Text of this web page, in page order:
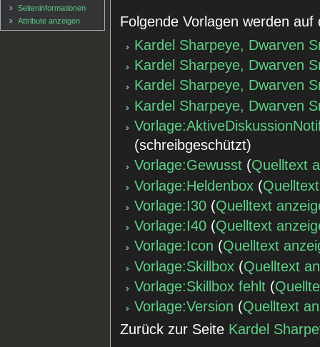
Folgende Vorlagen werden
Kardel Sharpeye, Dwarven
Kardel Sharpeye, Dwarven
Kardel Sharpeye, Dwarven
Kardel Sharpeye, Dwarven
(schreibgeschützt)
Vorlage:Gewusst (Quelltext
Vorlage:Heldenbox (
Vorlage:I30 (Quelltext
Vorlage:I40 (Quelltext
Vorlage:Icon (Quelltext
Vorlage:Skillbox (Quelltext
Vorlage:Skillbox fehlt (
Vorlage:Version (Quelltext
Zurück zur Seite Kardel
Seiten­informationen
Attribute anzeigen